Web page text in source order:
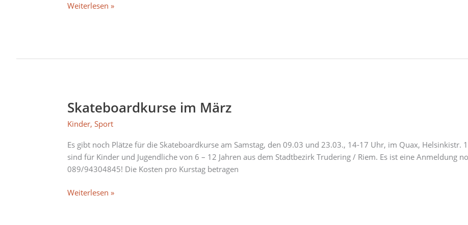
Weiterlesen »
Skateboardkurse im März
Kinder,Sport
Es gibt noch Plätze für die Skateboardkurse am Samstag, den 09.03 und 23.03., 14-17 Uhr, im Quax, Helsinkistr.
sind für Kinder und Jugendliche von 6 – 12 Jahren aus dem Stadtbezirk Trudering / Riem. Es ist eine Anmeldung
089/94304845! Die Kosten pro Kurstag betragen
Skateboardkurse
März
Weiterlesen »